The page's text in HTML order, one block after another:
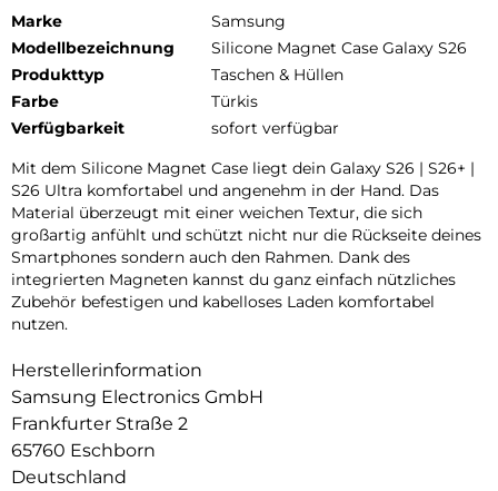
Marke
Samsung
Modellbezeichnung
Silicone Magnet Case Galaxy S26
Produkttyp
Taschen & Hüllen
Farbe
Türkis
Verfügbarkeit
sofort verfügbar
Mit dem Silicone Magnet Case liegt dein Galaxy S26 | S26+ |
S26 Ultra komfortabel und angenehm in der Hand. Das
Material überzeugt mit einer weichen Textur, die sich
großartig anfühlt und schützt nicht nur die Rückseite deines
Smartphones sondern auch den Rahmen. Dank des
integrierten Magneten kannst du ganz einfach nützliches
Zubehör befestigen und kabelloses Laden komfortabel
nutzen.
Herstellerinformation
Samsung Electronics GmbH
Frankfurter Straße 2
65760 Eschborn
Deutschland